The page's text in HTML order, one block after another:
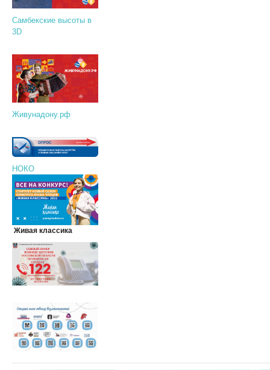
Самбекские высоты в
3D
Живунадону.рф
НОКО
Живая классика